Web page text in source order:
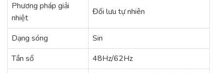
Phương pháp giải
nhiệt
Đối lưu tự nhiên
Dạng sóng
Sin
Tần số
48Hz/62Hz